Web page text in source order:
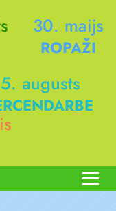
30. maijs
ROPAŽI
augusts